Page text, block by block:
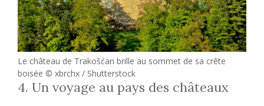
Le château de Trakošćan brille au sommet de sa crête
boisée © xbrchx / Shutterstock
4. Un voyage au pays des châteaux